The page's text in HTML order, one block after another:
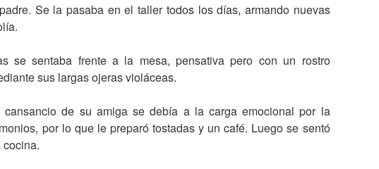
Se la pasaba en el taller todos los días, armando nuevas
se sentaba frente a la mesa, pensativa pero con un rostro
sus largas ojeras violáceas.
de su amiga se debía a la carga emocional por la
por lo que le preparó tostadas y un café. Luego se sentó